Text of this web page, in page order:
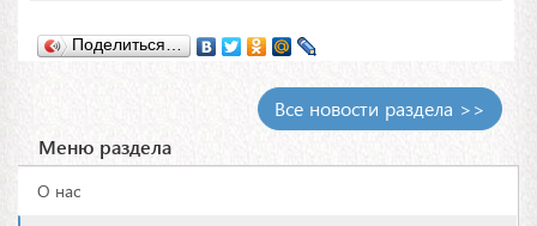
Поделиться…
Все новости раздела >>
Меню раздела
О нас